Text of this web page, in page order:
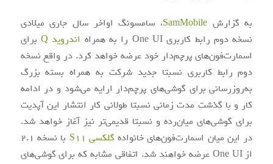
به گزارش SamMobile، سامسونگ اواخر سال جاری میلادی
نسخه دوم رابط کاربری One UI را به همراه
اندروید Q
برای
اسمارت‌فون‌های پرچم‌دار خود عرضه خواهد کرد. در واقع نسخه
دوم رابط کاربری نسبتا جدید شرکت به همراه بسته بزرگ
به‌روزرسانی برای گوشی‌های پرچم‌دار ارایه می‌شود و در ادامه
کار و با گذشت مدت زمانی نسبتا طولانی کار انتشار این آپدیت
برای گوشی‌های میان‌رده و نسبتا قدیمی‌تر نیز آغاز خواهد شد.
در این میان اسمارت‌فون‌های خانواده گلکسی S11
با نسخه 2.1
از One UI عرضه خواهند شد. اتفاقی مشابه که برای گوشی‌های